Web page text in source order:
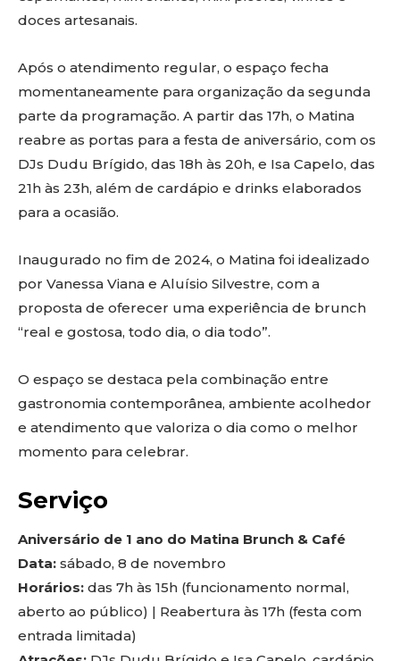
doces artesanais.
Após o atendimento regular, o espaço fecha
momentaneamente para organização da segunda
parte da programação. A partir das 17h, o Matina
reabre as portas para a festa de aniversário, com os
DJs Dudu Brígido, das 18h às 20h, e Isa Capelo, das
21h às 23h, além de cardápio e drinks elaborados
para a ocasião.
Inaugurado no fim de 2024, o Matina foi idealizado
por Vanessa Viana e Aluísio Silvestre, com a
proposta de oferecer uma experiência de brunch
“real e gostosa, todo dia, o dia todo”.
O espaço se destaca pela combinação entre
gastronomia contemporânea, ambiente acolhedor
e atendimento que valoriza o dia como o melhor
momento para celebrar.
Serviço
Aniversário de 1 ano do Matina Brunch & Café
Data: sábado, 8 de novembro
Horários: das 7h às 15h (funcionamento normal,
aberto ao público) | Reabertura às 17h (festa com
entrada limitada)